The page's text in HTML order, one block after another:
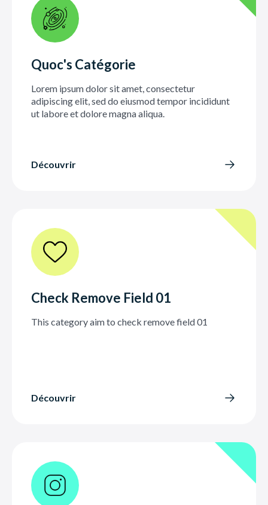
Quoc's Catégorie
Lorem ipsum dolor sit amet, consectetur
adipiscing elit, sed do eiusmod tempor incididunt
ut labore et dolore magna aliqua.
Découvrir
Check Remove Field 01
This category aim to check remove field 01
Découvrir